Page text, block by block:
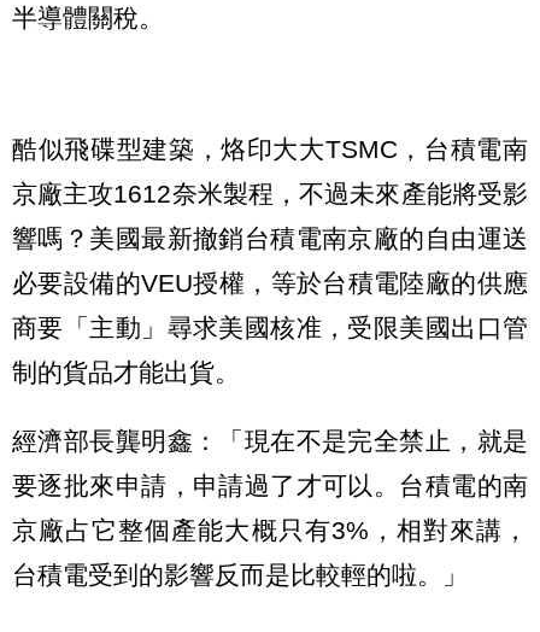
半導體關稅。
酷似飛碟型建築，烙印大大TSMC，台積電南
京廠主攻1612奈米製程，不過未來產能將受影
響嗎？美國最新撤銷台積電南京廠的自由運送
必要設備的VEU授權，等於台積電陸廠的供應
商要「主動」尋求美國核准，受限美國出口管
制的貨品才能出貨。
經濟部長龔明鑫：「現在不是完全禁止，就是
要逐批來申請，申請過了才可以。台積電的南
京廠占它整個產能大概只有3%，相對來講，
台積電受到的影響反而是比較輕的啦。」